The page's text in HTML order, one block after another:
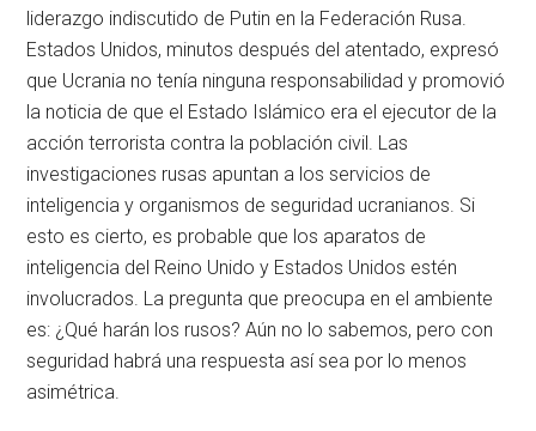
liderazgo indiscutido de Putin en la Federación Rusa.
Estados Unidos, minutos después del atentado, expresó
que Ucrania no tenía ninguna responsabilidad y promovió
la noticia de que el Estado Islámico era el ejecutor de la
acción terrorista contra la población civil. Las
investigaciones rusas apuntan a los servicios de
inteligencia y organismos de seguridad ucranianos. Si
esto es cierto, es probable que los aparatos de
inteligencia del Reino Unido y Estados Unidos estén
involucrados. La pregunta que preocupa en el ambiente
es: ¿Qué harán los rusos? Aún no lo sabemos, pero con
seguridad habrá una respuesta así sea por lo menos
asimétrica.